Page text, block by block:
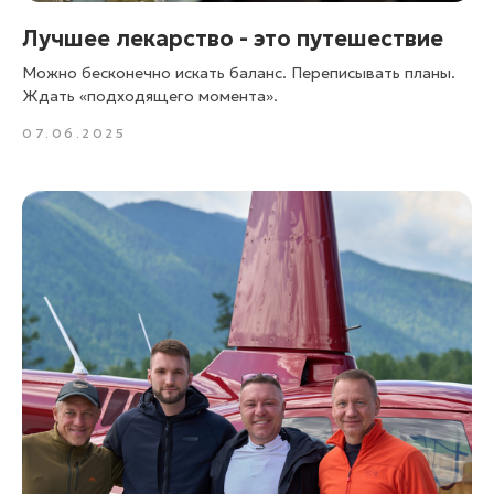
Лучшее лекарство - это путешествие
Можно бесконечно искать баланс. Переписывать планы.
Ждать «подходящего момента».
07.06.2025